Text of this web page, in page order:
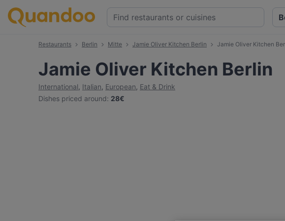
Restaurants Berlin Mitte Jamie Oliver Kitchen Berlin Jamie Oliver Kitchen
Jamie Oliver Kitchen Berlin
International, Italian, European, Eat & Drink
Dishes priced around: 28€